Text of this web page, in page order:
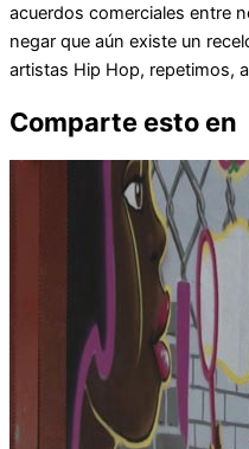
acuerdos comerciales entre
negar que aún existe un
artistas Hip Hop, repetimos,
Comparte esto en